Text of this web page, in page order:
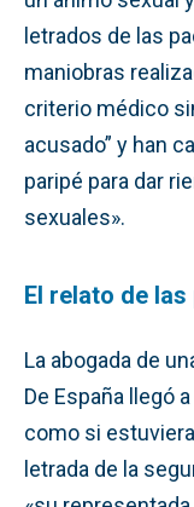
letrados de las
maniobras
criterio médico
acusado” y han
paripé para dar
sexuales».
El relato de
La abogada de
De España llegó
como si
letrada de la